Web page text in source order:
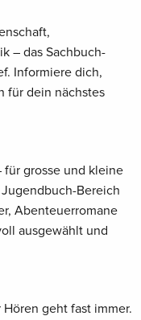
– das Sachbuch-
Informiere dich,
für dein nächstes
für grosse und kleine
Bereich
Abenteuerromane
ausgewählt und
geht fast immer.